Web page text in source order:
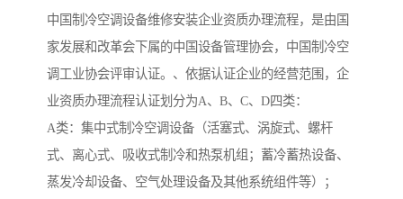
中国制冷空调设备维修安装企业资质办理流程，是由国
家发展和改革会下属的中国设备管理协会，中国制冷空
调工业协会评审认证。、依据认证企业的经营范围，企
业资质办理流程认证划分为A、B、C、D四类：
A类：集中式制冷空调设备（活塞式、涡旋式、螺杆
式、离心式、吸收式制冷和热泵机组；蓄冷蓄热设备、
蒸发冷却设备、空气处理设备及其他系统组件等）；